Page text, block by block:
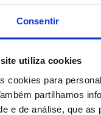
Consentir
utiliza cookies
cookies para
partilhamos
e de análise, que